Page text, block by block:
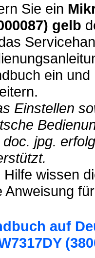
Sie ein
gelb
ein
Einstellen
doc. jpg.
Hilfe wissen
Anweisung
auf